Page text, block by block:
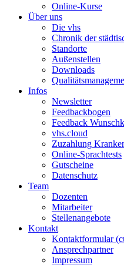
Online-Kurse
Über uns
Die vhs
Chronik der
Standorte
Außenstellen
Downloads
Infos
Newsletter
Feedbackbogen
Feedback
vhs.cloud
Zuzahlung
Online-Sprachtests
Gutscheine
Datenschutz
Team
Dozenten
Mitarbeiter
Stellenangebote
Kontakt
Kontaktformular
Ansprechpartner
Impressum